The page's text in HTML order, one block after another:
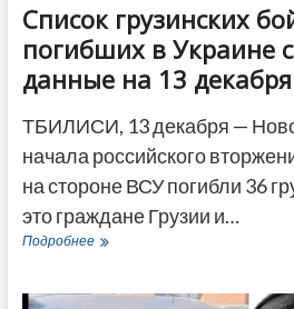
Список грузинских
погибших в Украине
данные на 13
ТБИЛИСИ, 13 декабря —
начала российского
на стороне ВСУ погибли 36
это граждане Грузии и…
ПодробнееСписок
погибших